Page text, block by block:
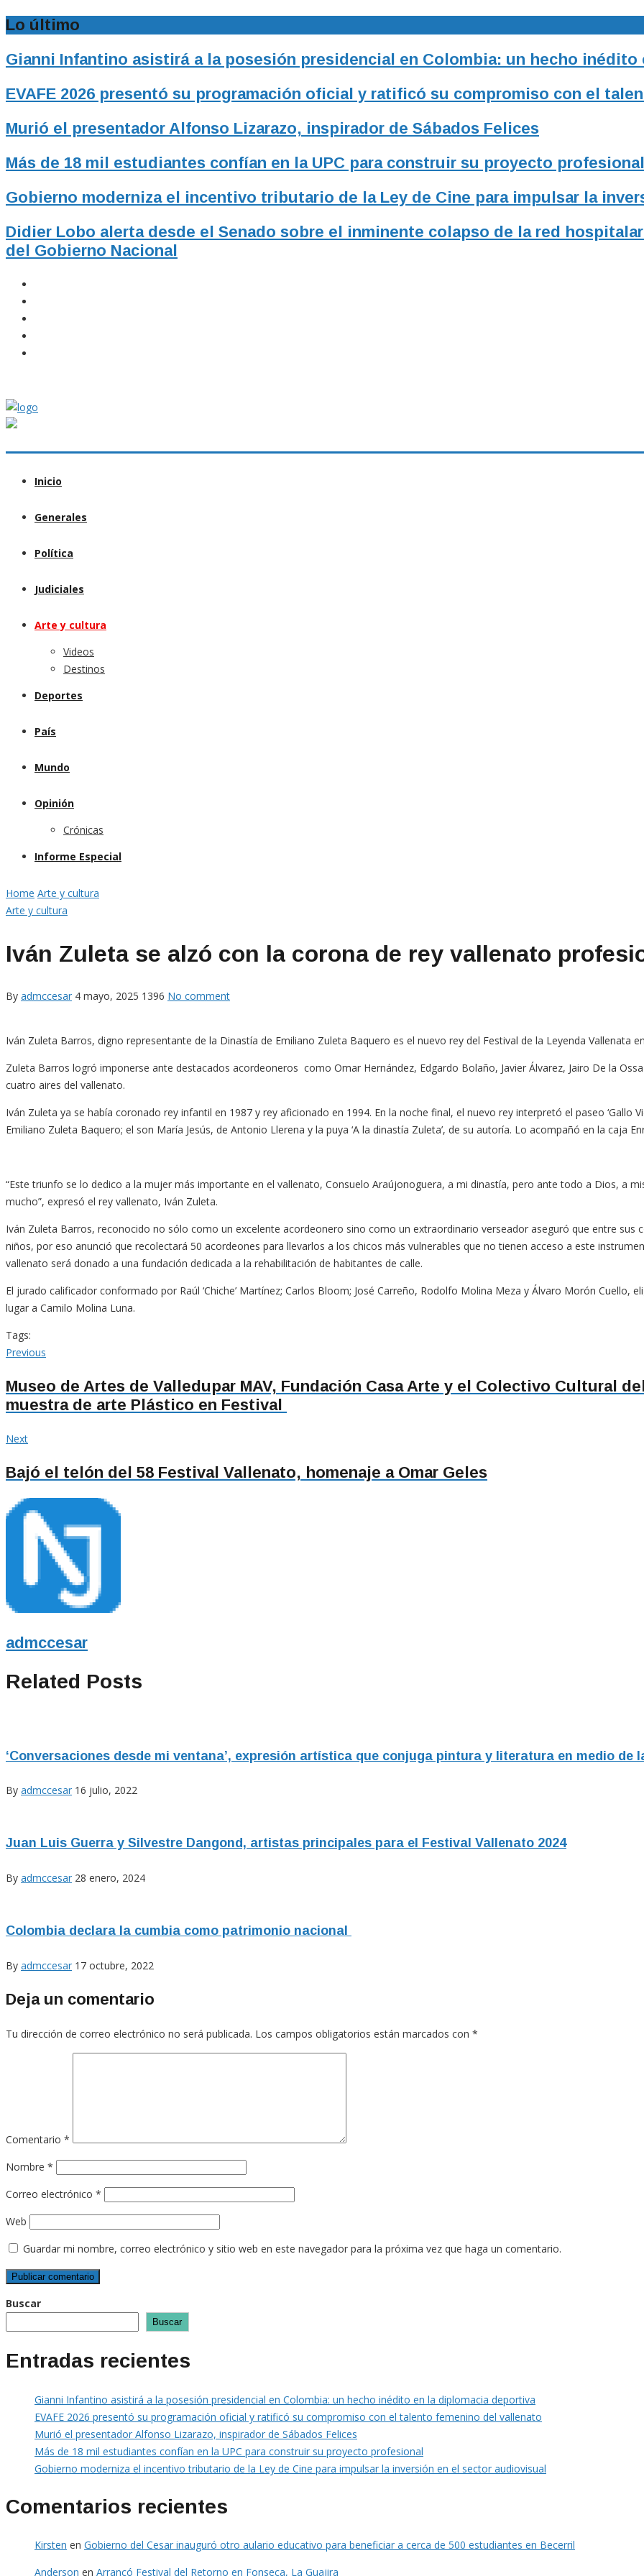
Lo último
Gianni Infantino asistirá a la posesión presidencial en Colombia: un hecho
EVAFE 2026 presentó su programación oficial y ratificó su compromiso con el
Murió el presentador Alfonso Lizarazo, inspirador de Sábados Felices
Más de 18 mil estudiantes confían en la UPC para construir su proyecto profesional
Gobierno moderniza el incentivo tributario de la Ley de Cine para impulsar la
Didier Lobo alerta desde el Senado sobre el inminente colapso de la red
del Gobierno Nacional
Inicio
Generales
Política
Judiciales
Arte y cultura
Videos
Destinos
Deportes
País
Mundo
Opinión
Crónicas
Informe Especial
Home Arte y cultura
Arte y cultura
Iván Zuleta se alzó con la corona de rey vallenato
By admccesar 4 mayo, 2025 1396 No comment
Iván Zuleta Barros, digno representante de la Dinastía de Emiliano Zuleta Baquero es el nuevo rey del Festival de la Leyenda Vallenata
Zuleta Barros logró imponerse ante destacados acordeoneros como Omar Hernández, Edgardo Bolaño, Javier Álvarez, Jairo De la
cuatro aires del vallenato.
Iván Zuleta ya se había coronado rey infantil en 1987 y rey aficionado en 1994. En la noche final, el nuevo rey interpretó el paseo ‘Gallo
Emiliano Zuleta Baquero; el son María Jesús, de Antonio Llerena y la puya ‘A la dinastía Zuleta’, de su autoría. Lo acompañó en la caja
“Este triunfo se lo dedico a la mujer más importante en el vallenato, Consuelo Araújonoguera, a mi dinastía, pero ante todo a Dios, a
mucho”, expresó el rey vallenato, Iván Zuleta.
Iván Zuleta Barros, reconocido no sólo como un excelente acordeonero sino como un extraordinario verseador aseguró que entre
niños, por eso anunció que recolectará 50 acordeones para llevarlos a los chicos más vulnerables que no tienen acceso a este
vallenato será donado a una fundación dedicada a la rehabilitación de habitantes de calle.
El jurado calificador conformado por Raúl ‘Chiche’ Martínez; Carlos Bloom; José Carreño, Rodolfo Molina Meza y Álvaro Morón Cuello,
lugar a Camilo Molina Luna.
Tags:
Navegación
de
entradas
Previous
Museo de Artes de Valledupar MAV, Fundación Casa Arte y el Colectivo Cultural
muestra de arte Plástico en Festival
NextNext
Bajó el telón del 58 Festival Vallenato, homenaje a Omar Geles
admccesar
Related Posts
‘Conversaciones desde mi ventana’, expresión artística que conjuga pintura y literatura en medio de
By admccesar 16 julio, 2022
Juan Luis Guerra y Silvestre Dangond, artistas principales para el Festival Vallenato 2024
By admccesar 28 enero, 2024
Colombia declara la cumbia como patrimonio nacional
By admccesar 17 octubre, 2022
Deja un comentario
Tu dirección de correo electrónico no será publicada. Los campos obligatorios están marcados con *
Comentario *
Nombre *
Correo electrónico *
Web
Guardar mi nombre, correo electrónico y sitio web en este navegador para la próxima vez que haga un comentario.
Buscar
Buscar
Entradas recientes
Gianni Infantino asistirá a la posesión presidencial en Colombia: un hecho inédito en la diplomacia deportiva
EVAFE 2026 presentó su programación oficial y ratificó su compromiso con el talento femenino del vallenato
Murió el presentador Alfonso Lizarazo, inspirador de Sábados Felices
Más de 18 mil estudiantes confían en la UPC para construir su proyecto profesional
Gobierno moderniza el incentivo tributario de la Ley de Cine para impulsar la inversión en el sector audiovisual
Comentarios recientes
Kirsten en Gobierno del Cesar inauguró otro aulario educativo para beneficiar a cerca de 500 estudiantes en Becerril
Anderson en Arrancó Festival del Retorno en Fonseca, La Guajira